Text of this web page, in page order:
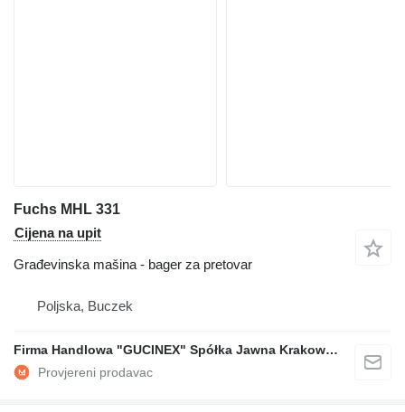
Fuchs MHL 331
Cijena na upit
Građevinska mašina - bager za pretovar
Poljska, Buczek
Firma Handlowa "GUCINEX" Spółka Jawna Krakowski Poraniewski